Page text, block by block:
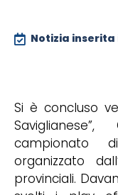
Notizia inserita
Si è concluso
campionato
organizzato
provinciali.